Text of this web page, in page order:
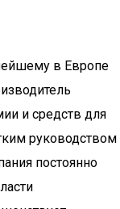
в Европе
и средств для
руководством
постоянно